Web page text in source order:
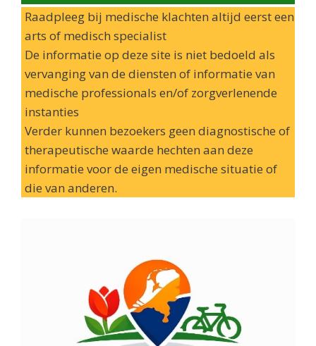
Raadpleeg bij medische klachten altijd eerst een
arts of medisch specialist
De informatie op deze site is niet bedoeld als
vervanging van de diensten of informatie van
medische professionals en/of zorgverlenende
instanties
Verder kunnen bezoekers geen diagnostische of
therapeutische waarde hechten aan deze
informatie voor de eigen medische situatie of
die van anderen.